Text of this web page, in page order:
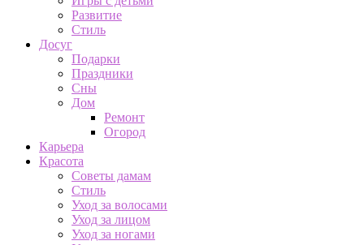
Развитие
Стиль
Досуг
Подарки
Праздники
Сны
Дом
Ремонт
Огород
Карьера
Красота
Советы дамам
Стиль
Уход за волосами
Уход за лицом
Уход за ногами